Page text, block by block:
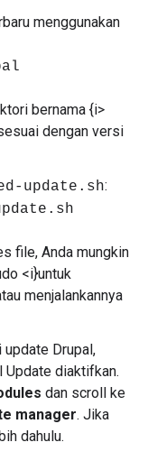
menggunakan
bernama {i>
dengan versi
update.sh:
file, Anda mungkin
<i}untuk
menjalankannya
Drupal,
Update diaktifkan.
dan scroll ke
manager. Jika
dahulu.